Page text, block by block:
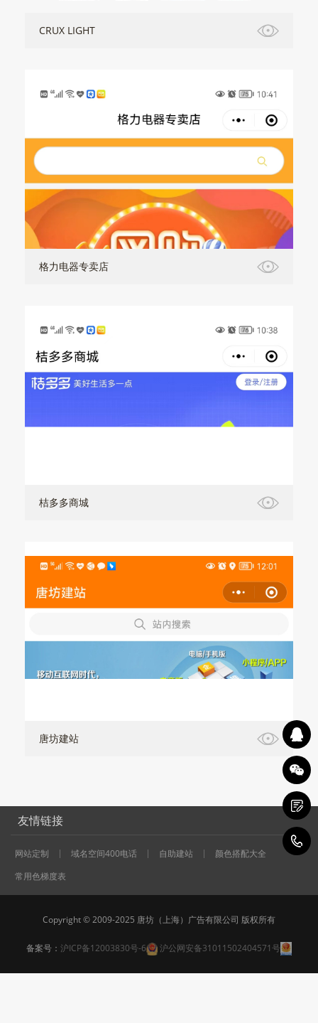
CRUX LIGHT
格力电器专卖店
桔多多商城
唐坊建站
友情链接
网站定制 域名空间400电话 自助建站
颜色搭配大全
常用色梯度表
Copyright © 2009-2025 唐坊（上海）广告有限公司 版权所有
备案号： 沪ICP备12003830号-6 沪公网安备31011502404571号